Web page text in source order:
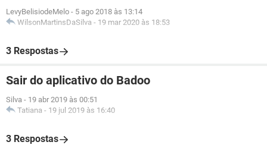
LevyBelisiodeMelo - 5 ago 2018 às 13:14
WilsonMartinsDaSilva - 19 mar 2020 às 18:53
3 Respostas
Sair do aplicativo do Badoo
Silva - 19 abr 2019 às 00:51
Tatiana - 19 jul 2019 às 16:40
3 Respostas